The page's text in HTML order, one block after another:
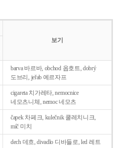
보기
barva 바르바, obchod 옵호트, dobrý
도브리, jeřab 예르자프
cigareta 치가레타, nemocnice
네모츠니체, nemoc 네모츠
čapek 차페크, kulečnik 쿨레치니크,
míč 미치
dech 데흐, divadlo 디바들로, led 레트